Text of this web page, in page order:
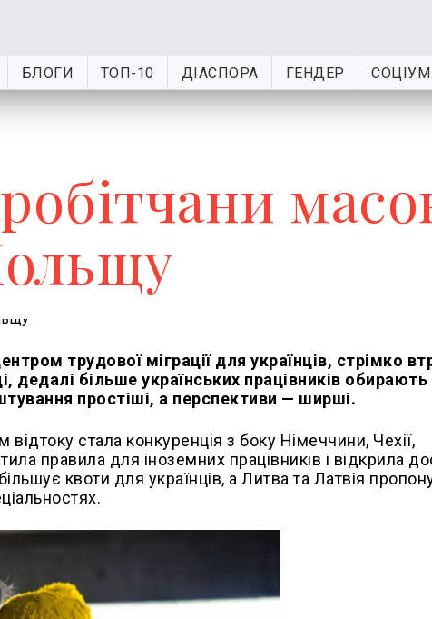
БЛОГИ ТОП-10 ДІАСПОРА ГЕНДЕР СОЦІУМ
трудової міграції для українців, стрімко
більше українських працівників обирають
простіші, а перспективи — ширші.
стала конкуренція з боку Німеччини, Чехії,
правила для іноземних працівників і відкрила
квоти для українців, а Литва та Латвія